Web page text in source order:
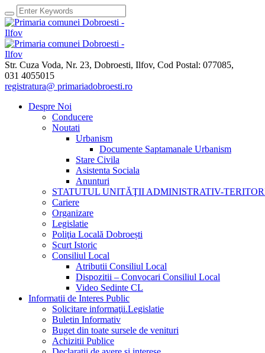
Str. Cuza Voda, Nr. 23, Dobroesti, Ilfov, Cod Postal: 077085,
031 4055015
registratura@ primariadobroesti.ro
Despre Noi
Conducere
Noutati
Urbanism
Documente Saptamanale Urbanism
Stare Civila
Asistenta Sociala
Anunturi
STATUTUL UNITĂŢII ADMINISTRATIV-
Cariere
Organizare
Legislatie
Poliţia Locală Dobroești
Scurt Istoric
Consiliul Local
Atributii Consiliul Local
Dispozitii – Convocari Consiliul Local
Video Sedinte CL
Informatii de Interes Public
Solicitare informaţii.Legislatie
Buletin Informativ
Buget din toate sursele de venituri
Achizitii Publice